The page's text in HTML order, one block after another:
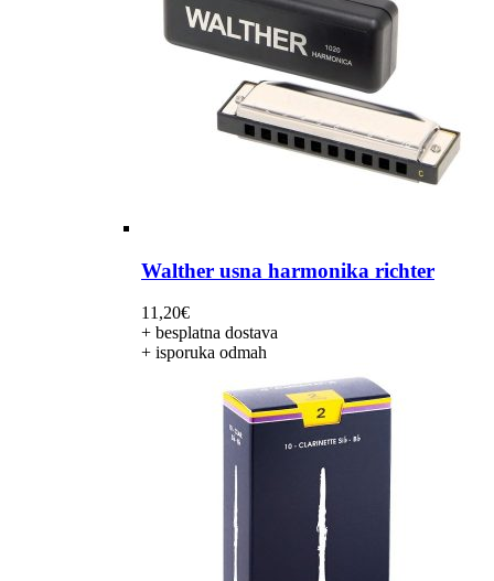
Walther usna harmonika richter
11,20€
+ besplatna dostava
+ isporuka odmah